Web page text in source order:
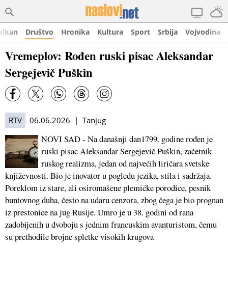
Društvo Hronika Kultura Sport Srbija Vojvodina
Vremeplov: Rođen ruski pisac Aleksandar
Sergejevič Puškin
RTV 06.06.2026 | Tanjug
NOVI SAD - Na današnji dan1799. godine rođen je
ruski pisac Aleksandar Sergejevič Puškin, začetnik
ruskog realizma, jedan od najvećih liričara svetske
književnosti. Bio je inovator u pogledu jezika, stila i sadržaja.
Poreklom iz stare, ali osiromašene plemićke porodice, pesnik
buntovnog duha, često na udaru cenzora, zbog čega je bio prognan
iz prestonice na jug Rusije. Umro je u 38. godini od rana
zadobijenih u dvoboju s jednim francuskim avanturistom, čemu
su prethodile brojne spletke visokih krugova